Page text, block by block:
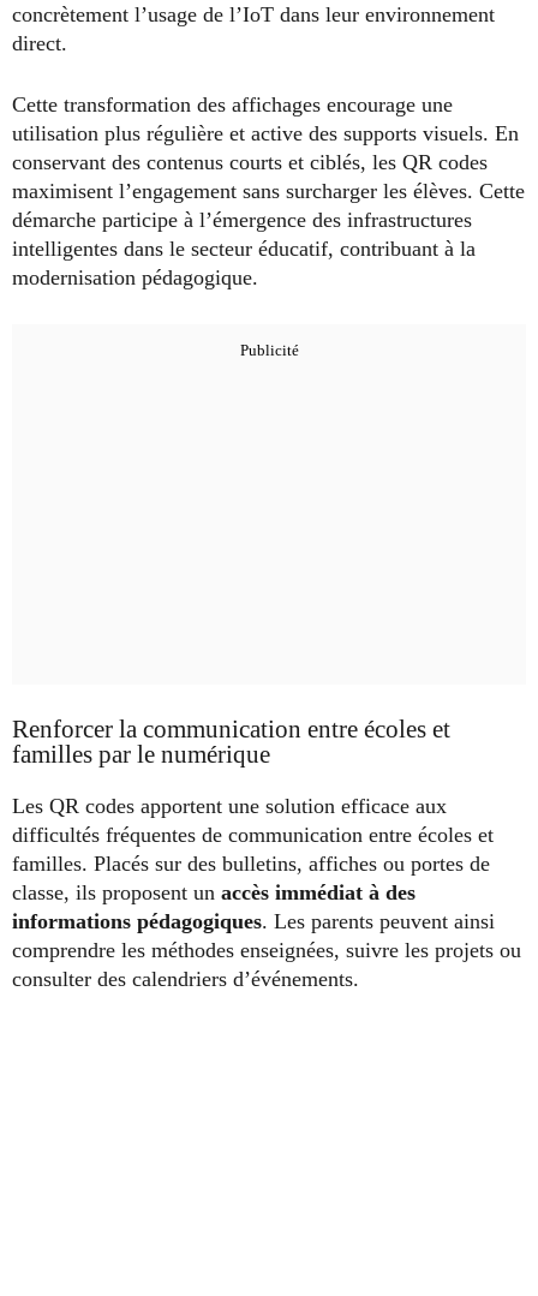
concrètement l’usage de l’IoT dans leur environnement
direct.
Cette transformation des affichages encourage une
utilisation plus régulière et active des supports visuels. En
conservant des contenus courts et ciblés, les QR codes
maximisent l’engagement sans surcharger les élèves. Cette
démarche participe à l’émergence des infrastructures
intelligentes dans le secteur éducatif, contribuant à la
modernisation pédagogique.
Renforcer la communication entre écoles et
familles par le numérique
Les QR codes apportent une solution efficace aux
difficultés fréquentes de communication entre écoles et
familles. Placés sur des bulletins, affiches ou portes de
classe, ils proposent un accès immédiat à des
informations pédagogiques. Les parents peuvent ainsi
comprendre les méthodes enseignées, suivre les projets ou
consulter des calendriers d’événements.